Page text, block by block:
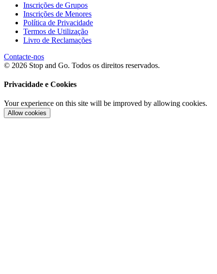
Inscrições de Grupos
Inscrições de Menores
Política de Privacidade
Termos de Utilização
Livro de Reclamações
Contacte-nos
© 2026 Stop and Go. Todos os direitos reservados.
Privacidade e Cookies
Your experience on this site will be improved by allowing cookies.
Allow cookies